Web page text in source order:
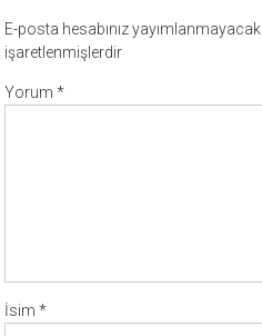
E-posta hesabınız yayımlanmayacak.
işaretlenmişlerdir
Yorum*
İsim*